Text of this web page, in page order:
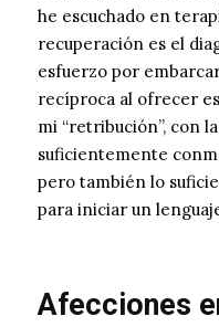
he escuchado en
recuperación es el
esfuerzo por
recíproca al ofrecer
mi “retribución”, con
suficientemente
pero también lo
para iniciar un
Afecciones